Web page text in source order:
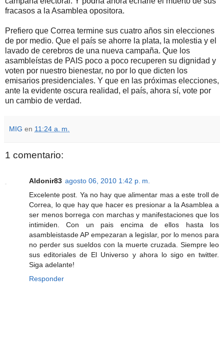
fracasos a la Asamblea opositora.
Prefiero que Correa termine sus cuatro años sin elecciones
de por medio. Que el país se ahorre la plata, la molestia y el
lavado de cerebros de una nueva campaña. Que los
asambleístas de PAIS poco a poco recuperen su dignidad y
voten por nuestro bienestar, no por lo que dicten los
emisarios presidenciales. Y que en las próximas elecciones,
ante la evidente oscura realidad, el país, ahora sí, vote por
un cambio de verdad.
MIG en 11:24 a. m.
1 comentario:
Aldonir83 agosto 06, 2010 1:42 p. m.
Excelente post. Ya no hay que alimentar mas a este troll de
Correa, lo que hay que hacer es presionar a la Asamblea a
ser menos borrega con marchas y manifestaciones que los
intimiden. Con un pais encima de ellos hasta los
asambleistasde AP empezaran a legislar, por lo menos para
no perder sus sueldos con la muerte cruzada. Siempre leo
sus editoriales de El Universo y ahora lo sigo en twitter.
Siga adelante!
Responder